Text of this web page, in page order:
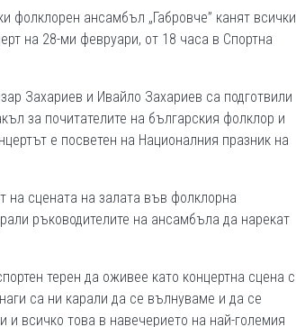
фолклорен ансамбъл „Габровче” канят всички
на 28-ми февруари, от 18 часа в Спортна
Захариев и Ивайло Захариев са подготвили
за почитателите на българския фолклор и
е посветен на Националния празник на
на сцената на залата във фолклорна
ръководителите на ансамбъла да нарекат
терен да оживее като концертна сцена с
са ни карали да се вълнуваме и да се
и всичко това в навечерието на най-големия